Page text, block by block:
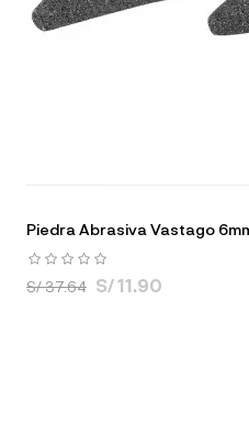
Piedra Abrasiva Vastago
S/ 37.64 S/ 11.90